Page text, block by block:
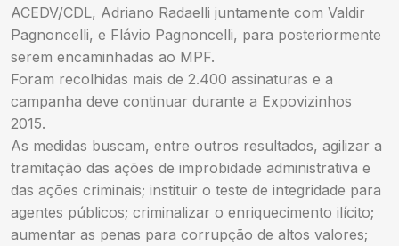
ACEDV/CDL, Adriano Radaelli juntamente com Valdir
Pagnoncelli, e Flávio Pagnoncelli, para posteriormente
serem encaminhadas ao MPF.
Foram recolhidas mais de 2.400 assinaturas e a
campanha deve continuar durante a Expovizinhos
2015.
As medidas buscam, entre outros resultados, agilizar a
tramitação das ações de improbidade administrativa e
das ações criminais; instituir o teste de integridade para
agentes públicos; criminalizar o enriquecimento ilícito;
aumentar as penas para corrupção de altos valores;